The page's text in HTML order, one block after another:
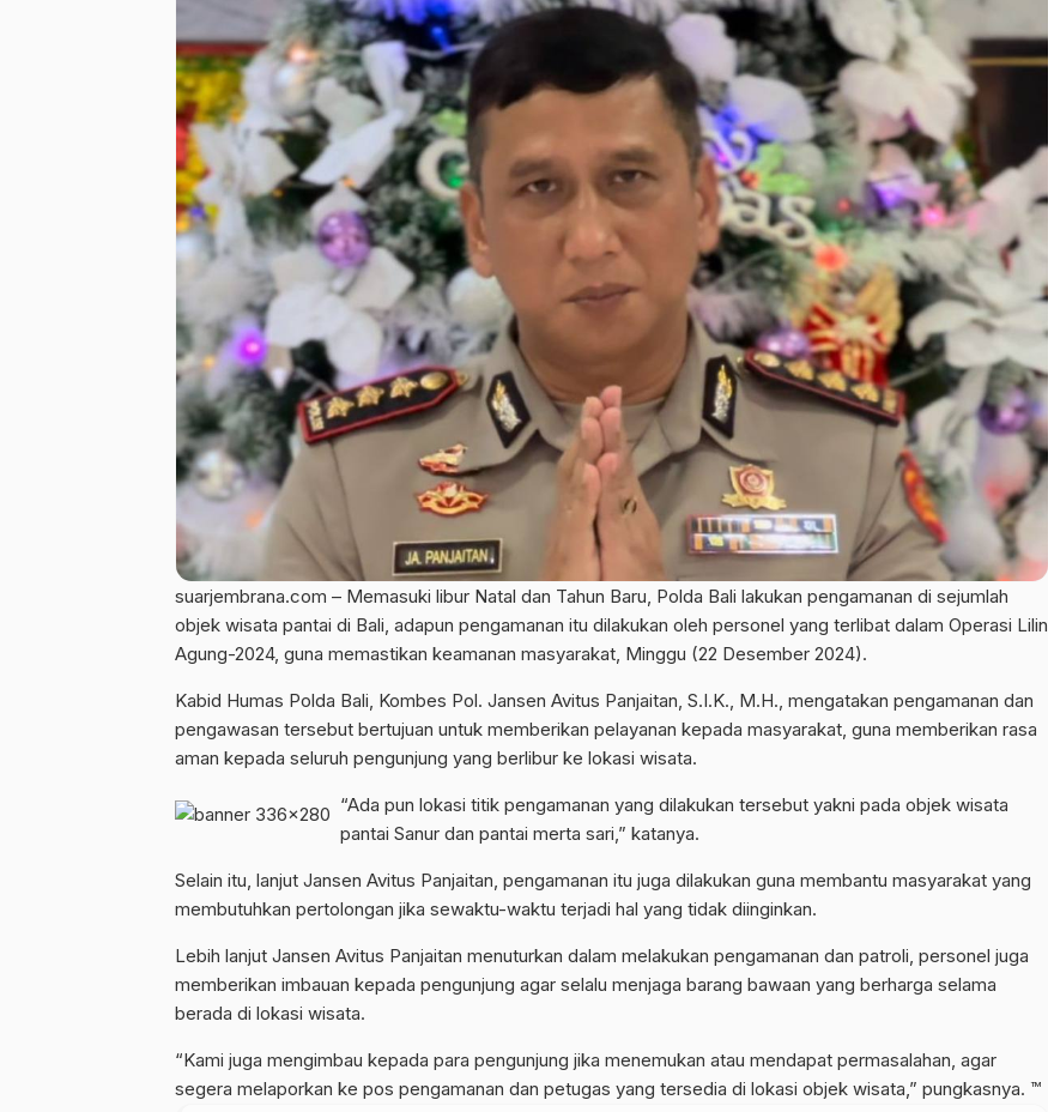
suarjembrana.com – Memasuki libur Natal dan Tahun Baru, Polda Bali lakukan pengamanan di sejumlah
objek wisata pantai di Bali, adapun pengamanan itu dilakukan oleh personel yang terlibat dalam Operasi Lilin
Agung-2024, guna memastikan keamanan masyarakat, Minggu (22 Desember 2024).
Kabid Humas Polda Bali, Kombes Pol. Jansen Avitus Panjaitan, S.I.K., M.H., mengatakan pengamanan dan
pengawasan tersebut bertujuan untuk memberikan pelayanan kepada masyarakat, guna memberikan rasa
aman kepada seluruh pengunjung yang berlibur ke lokasi wisata.
“Ada pun lokasi titik pengamanan yang dilakukan tersebut yakni pada objek wisata
pantai Sanur dan pantai merta sari,” katanya.
Selain itu, lanjut Jansen Avitus Panjaitan, pengamanan itu juga dilakukan guna membantu masyarakat yang
membutuhkan pertolongan jika sewaktu-waktu terjadi hal yang tidak diinginkan.
Lebih lanjut Jansen Avitus Panjaitan menuturkan dalam melakukan pengamanan dan patroli, personel juga
memberikan imbauan kepada pengunjung agar selalu menjaga barang bawaan yang berharga selama
berada di lokasi wisata.
“Kami juga mengimbau kepada para pengunjung jika menemukan atau mendapat permasalahan, agar
segera melaporkan ke pos pengamanan dan petugas yang tersedia di lokasi objek wisata,” pungkasnya. ™